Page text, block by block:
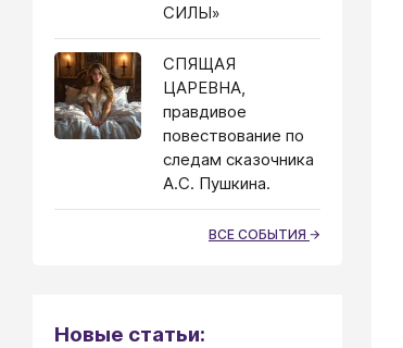
СИЛЫ»
СПЯЩАЯ
ЦАРЕВНА,
правдивое
повествование по
следам сказочника
А.С. Пушкина.
ВСЕ СОБЫТИЯ
Новые статьи: